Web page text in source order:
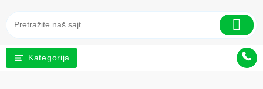
Kategorija